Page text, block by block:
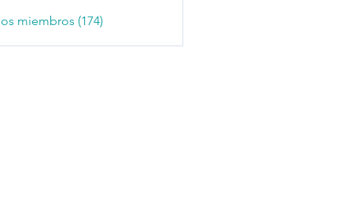
miembros (174)